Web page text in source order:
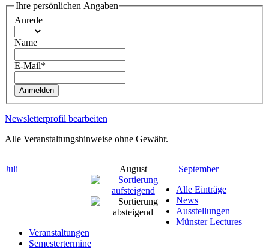
Ihre persönlichen Angaben
Anrede
Name
E-Mail*
Anmelden
Newsletterprofil bearbeiten
Alle Veranstaltungshinweise ohne Gewähr.
Juli August
September
Alle Einträge
News
Ausstellungen
Münster Lectures
Veranstaltungen
Semestertermine